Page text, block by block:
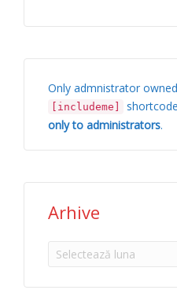
Only admnistrator
[includeme]
only to administrators.
Arhive
Arhive